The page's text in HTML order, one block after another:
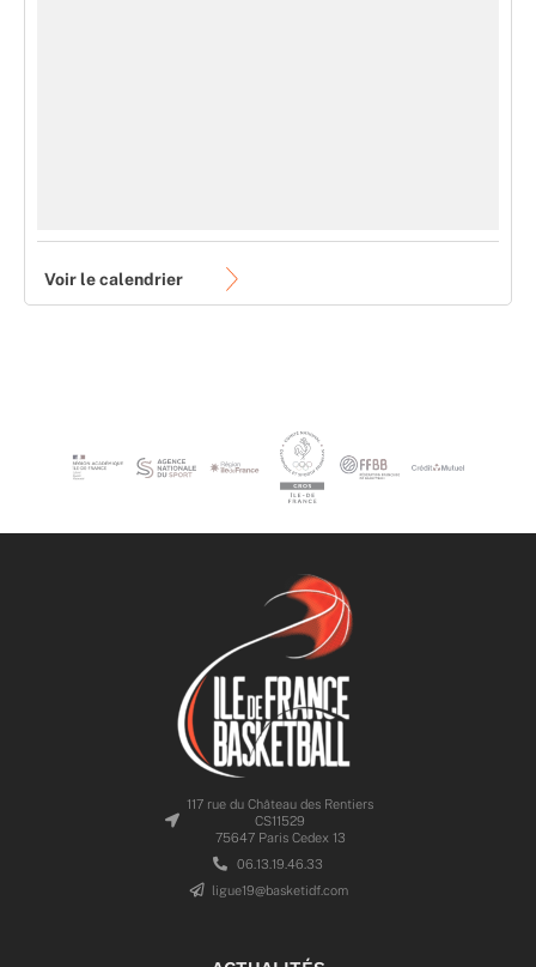
Voir le calendrier
117 rue du Château des Rentiers
CS11529
75647 Paris Cedex 13
06.13.19.46.33
ligue19@basketidf.com